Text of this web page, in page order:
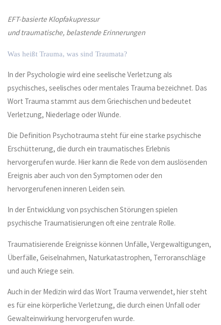
EFT-basierte Klopfakupressur
und traumatische, belastende Erinnerungen
Was heißt Trauma, was sind Traumata?
In der Psychologie wird eine seelische Verletzung als
psychisches, seelisches oder mentales Trauma bezeichnet. Das
Wort Trauma stammt aus dem Griechischen und bedeutet
Verletzung, Niederlage oder Wunde.
Die Definition Psychotrauma steht für eine starke psychische
Erschütterung, die durch ein traumatisches Erlebnis
hervorgerufen wurde. Hier kann die Rede von dem auslösenden
Ereignis aber auch von den Symptomen oder den
hervorgerufenen inneren Leiden sein.
In der Entwicklung von psychischen Störungen spielen
psychische Traumatisierungen oft eine zentrale Rolle.
Traumatisierende Ereignisse können Unfälle, Vergewaltigungen,
Überfälle, Geiselnahmen, Naturkatastrophen, Terroranschläge
und auch Kriege sein.
Auch in der Medizin wird das Wort Trauma verwendet, hier steht
es für eine körperliche Verletzung, die durch einen Unfall oder
Gewalteinwirkung hervorgerufen wurde.